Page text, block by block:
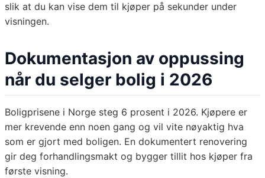
slik at du kan vise dem til kjøper på sekunder under
visningen.
Dokumentasjon av oppussing
når du selger bolig i 2026
Boligprisene i Norge steg 6 prosent i 2026. Kjøpere er
mer krevende enn noen gang og vil vite nøyaktig hva
som er gjort med boligen. En dokumentert renovering
gir deg forhandlingsmakt og bygger tillit hos kjøper fra
første visning.